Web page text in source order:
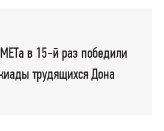
в 15-й раз победили
трудящихся Дона